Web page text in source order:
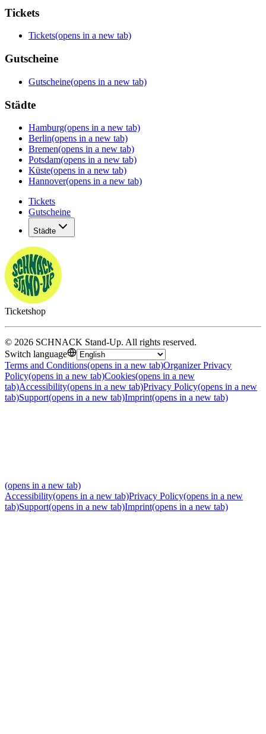
Tickets
Tickets(opens in a new tab)
Gutscheine
Gutscheine(opens in a new tab)
Städte
Hamburg(opens in a new tab)
Berlin(opens in a new tab)
Bremen(opens in a new tab)
Potsdam(opens in a new tab)
Küste(opens in a new tab)
Hannover(opens in a new tab)
Tickets
Gutscheine
Städte
Ticketshop
© 2026 SCHNACK Stand-Up. All rights reserved.
Switch language
Terms and Conditions(opens in a new tab)Organizer Privacy
Policy(opens in a new tab)Cookies(opens in a new
tab)Accessibility(opens in a new tab)Privacy Policy(opens in a new
tab)Support(opens in a new tab)Imprint(opens in a new tab)
(opens in a new tab)
Accessibility(opens in a new tab)Privacy Policy(opens in a new
tab)Support(opens in a new tab)Imprint(opens in a new tab)